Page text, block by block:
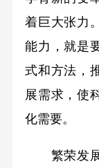
着巨大张力
能力，就是
式和方法，
展需求，使
化需要。
繁荣发展